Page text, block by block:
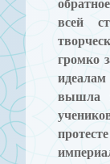
всей
громко
вышла